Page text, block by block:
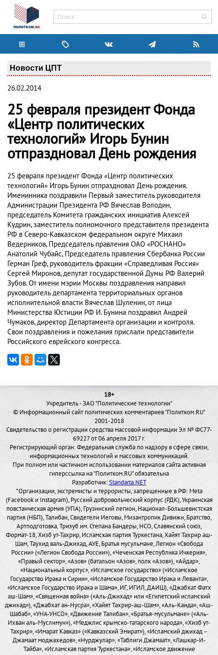
Новости ЦПТ
26.02.2014
25 февраля президент Фонда
«Центр политических
технологий» Игорь Бунин
отпраздновал День рождения
25 февраля президент Фонда «Центр политических
технологий» Игорь Бунин отпраздновал День рождения.
Именинника поздравили Первый заместитель руководителя
Администрации Президента РФ Вячеслав Володин,
председатель Комитета гражданских инициатив Алексей
Кудрин, заместитель полномочного представителя президента
РФ в Северо-Кавказском федеральном округе Михаил
Ведерников, Председатель правления ОАО «РОСНАНО»
Анатолий Чубайс, Председатель правления Сбербанка России
Герман Греф, руководитель фракции «Справедливая Россия»
Сергей Миронов, депутат государственной Думы РФ Валерий
Зубов. От имени мэрии Москвы поздравления направил
руководитель департамента территориальных органов
исполнительной власти Вячеслав Шуленин, от лица
Министерства Юстиции РФ И. Бунина поздравил Андрей
Чумаков, директор Департамента организации и контроля.
Свои поздравления и пожелания прислали представители
Российского еврейского конгресса.
18+
Учредитель - ЗАО "Политические технологии"
© Информационный сайт политических комментариев "Политком.RU"
2001-2018
Свидетельство о регистрации средства массовой информации Эл № ФС77-
69227 от 06 апреля 2017 г.
Регистрирующий орган: Федеральная служба по надзору в сфере связи,
информационных технологий и массовых коммуникаций.
При полном или частичном использовании материалов сайта активная
гиперссылка на "Политком.RU" обязательна
Разработчик:Standarta.NET
*Организации, экстремисты и террористы, запрещенные в РФ: Meta
(Facebook и Instagram), Русский добровольческий корпус (РДК), Украинская
повстанческая армия (УПА), Грузинский легион, Национал-Большевистская
партия (НБП), Талибан, Свидетели Иеговы, Мизантропик Дивижн, Братство,
Артподготовка, Тризуб им. Степана Бандеры, НСО, Славянский союз,
Формат-18, Хизб ут-Тахрир, Исламская партия Туркестана, Хайят Тахрир аш-
Шам, Таухид валь-Джихад, АУЕ, Братья мусульмане, Легион «Свобода
России» («Легион Свобода России»), «Чеченская Республика Ичкерия»,
«Правый сектор», «Азов» (батальон «Азов», полк «Азов»), «Айдар»,
«Национальный корпус», «Исламское государство» («Исламское
Государство Ирака и Сирии», «Исламское Государство Ирака и Леванта»,
«Исламское Государство Ирака и Шама», ИГ, ИГИЛ, ДАИШ), «Джабхат Фатх
аш-Шам», «Священная война» («Аль-Джихад» или «Египетский исламский
джихад»), «Джабхат ан-Нусра», «Хайят Тахрир-аш-Шам», «Аль-Каида», «Аш-
Шабаб», «УНА-УНСО», «Движение Талибан», «Братья-мусульмане» («Аль-
Ихван аль-Муслимун»), «Меджлис крымско-татарского народа», «Хизб ут-
Тахрир», «Имарат Кавказ» («Кавказский Эмират»), «Исламский джихад –
Джамаат моджахедов», «Нурджулар», «Таблиги Джамаат», «Лашкар-И-
Тайба», «Исламская партия Туркестана», «Исламское движение